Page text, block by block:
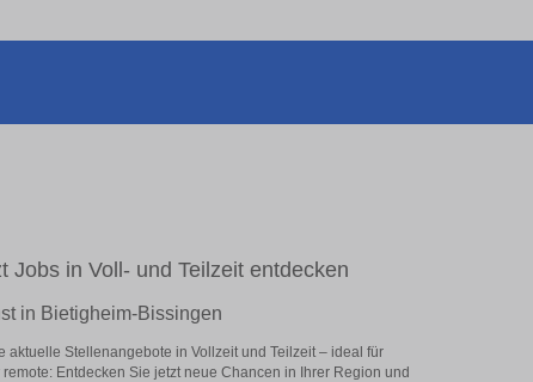
in Voll- und Teilzeit entdecken
in Bietigheim-Bissingen
Stellenangebote in Vollzeit und Teilzeit – ideal für
Entdecken Sie jetzt neue Chancen in Ihrer Region und